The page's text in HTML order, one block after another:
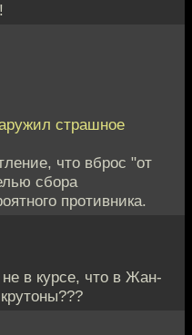
страшное
что вброс "от
сбора
противника.
в курсе, что в Жан-